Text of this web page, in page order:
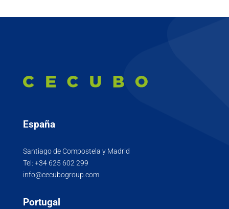
España
Santiago de Compostela y Madrid
Tel: +34 625 602 299
info@cecubogroup.com
Portugal